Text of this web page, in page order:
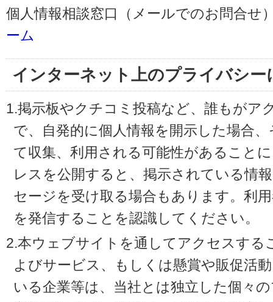
個人情報相談窓口（メールでのお問合せ
ーム
インターネット上のプライバシー
1.掲示板やクチコミ投稿など、誰もがア
で、自発的に個人情報を開示した場合
て収集、利用される可能性があること
レスを公開すると、掲示されている情
セージを受け取る場合もあります。利
を発信することを認識してください。
2.本ウェブサイトを通してアクセスする
よびサービス、もしくは懸賞や販促活
いる企業等は、当社とは独立した個々